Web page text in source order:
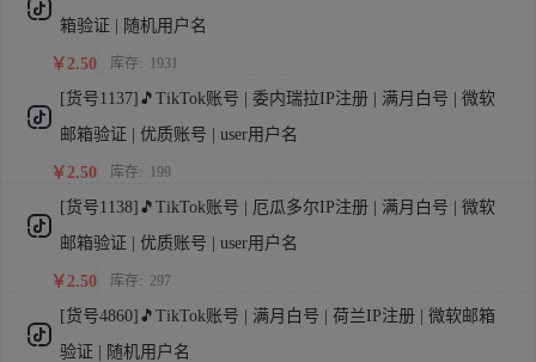
箱验证 | 随机用户名
￥2.50 库存: 1931
[货号1137]🎵TikTok账号 | 委内瑞拉IP注册 | 满月白号 | 微软
邮箱验证 | 优质账号 | user用户名
￥2.50 库存: 199
[货号1138]🎵TikTok账号 | 厄瓜多尔IP注册 | 满月白号 | 微软
邮箱验证 | 优质账号 | user用户名
￥2.50 库存: 297
[货号4860]🎵TikTok账号 | 满月白号 | 荷兰IP注册 | 微软邮箱
验证 | 随机用户名